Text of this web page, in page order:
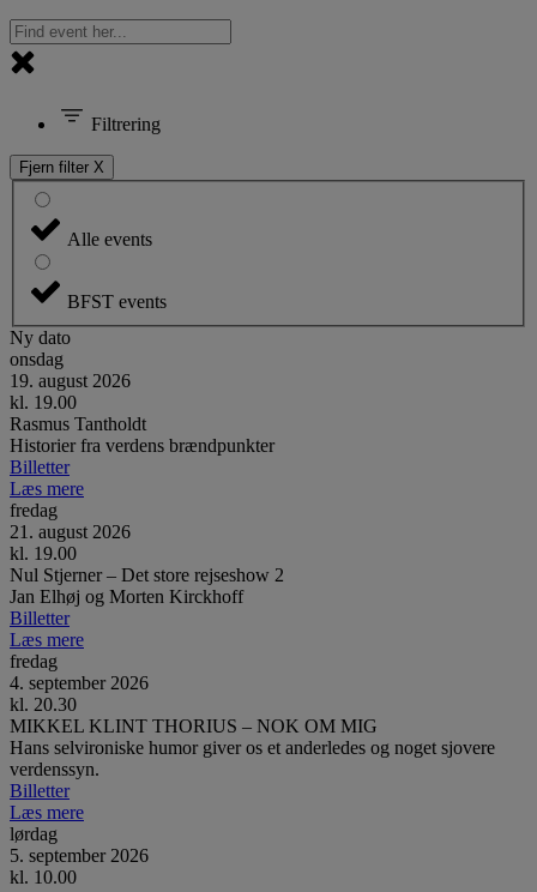
Filtrering
Fjern filter X
Alle events
BFST events
Ny dato
onsdag
19. august 2026
kl. 19.00
Rasmus Tantholdt
Historier fra verdens brændpunkter
Billetter
Læs mere
fredag
21. august 2026
kl. 19.00
Nul Stjerner – Det store rejseshow 2
Jan Elhøj og Morten Kirckhoff
Billetter
Læs mere
fredag
4. september 2026
kl. 20.30
MIKKEL KLINT THORIUS – NOK OM MIG
Hans selvironiske humor giver os et anderledes og noget sjovere
verdenssyn.
Billetter
Læs mere
lørdag
5. september 2026
kl. 10.00